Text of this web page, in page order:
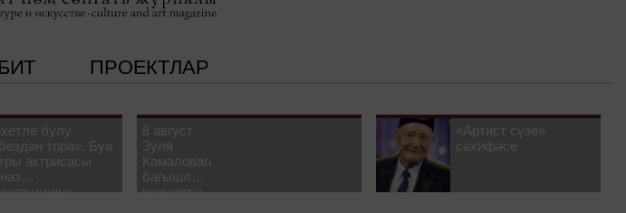
ПРОЕКТЛАР
булу
тора». Буа
актрисасы
8 август
Зуля
Камаловага
багышлау
концерты
«Артист сүзе»
сәхифәсе